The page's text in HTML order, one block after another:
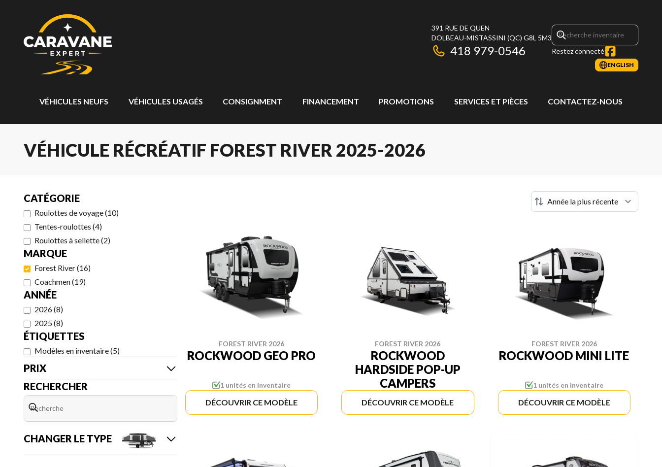
391 RUE DE QUEN
DOLBEAU-MISTASSINI (QC) G8L 5M3
418 979-0546 Restez connecté
ENGLISH
VÉHICULES NEUFS VÉHICULES USAGÉS CONSIGNMENT FINANCEMENT PROMOTIONS SERVICES ET PIÈCES CONTACTEZ-NOUS
VÉHICULE RÉCRÉATIF FOREST RIVER 2025-2026
CATÉGORIE
Roulottes de voyage(10)
Tentes-roulottes (4)
Roulottes à sellette(2)
MARQUE
Forest River(16)
Coachmen(19)
ANNÉE
2026(8)
2025(8)
ÉTIQUETTES
Modèles en inventaire(5)
PRIX
RECHERCHER
CHANGER LE TYPE
FOREST RIVER 2026
ROCKWOOD GEO PRO
1 unités en inventaire
DÉCOUVRIR CE MODÈLE
FOREST RIVER 2026
ROCKWOOD
HARDSIDE POP-UP
CAMPERS
DÉCOUVRIR CE MODÈLE
FOREST RIVER 2026
ROCKWOOD MINI LITE
1 unités en inventaire
DÉCOUVRIR CE MODÈLE